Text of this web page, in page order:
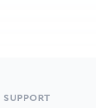
SUPPORT